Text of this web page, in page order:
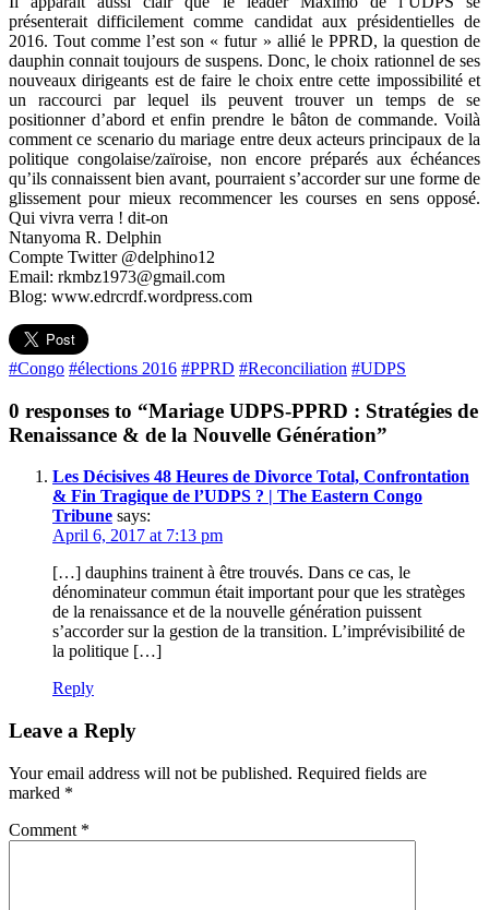
présenterait difficilement comme candidat aux présidentielles de
2016. Tout comme l’est son « futur » allié le PPRD, la question de
dauphin connait toujours de suspens. Donc, le choix rationnel de ses
nouveaux dirigeants est de faire le choix entre cette impossibilité et
un raccourci par lequel ils peuvent trouver un temps de se
positionner d’abord et enfin prendre le bâton de commande. Voilà
comment ce scenario du mariage entre deux acteurs principaux de la
politique congolaise/zaïroise, non encore préparés aux échéances
qu’ils connaissent bien avant, pourraient s’accorder sur une forme de
glissement pour mieux recommencer les courses en sens opposé.
Qui vivra verra ! dit-on
Ntanyoma R. Delphin
Compte Twitter @delphino12
Email: rkmbz1973@gmail.com
Blog: www.edrcrdf.wordpress.com
#Congo #élections 2016 #PPRD #Reconciliation #UDPS
0 responses to “Mariage UDPS-PPRD : Stratégies de
Renaissance & de la Nouvelle Génération”
Les Décisives 48 Heures de Divorce Total, Confrontation
& Fin Tragique de l’UDPS ? | The Eastern Congo
Tribune says:
April 6, 2017 at 7:13 pm
[…] dauphins trainent à être trouvés. Dans ce cas, le
dénominateur commun était important pour que les stratèges
de la renaissance et de la nouvelle génération puissent
s’accorder sur la gestion de la transition. L’imprévisibilité de
la politique […]
Reply
Leave a Reply
Your email address will not be published. Required fields are
marked *
Comment *